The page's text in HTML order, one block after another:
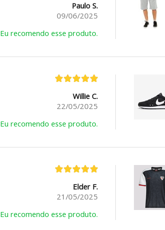
Paulo S.
09/06/2025
Eu recomendo esse produto.
Willie C.
22/05/2025
Eu recomendo esse produto.
Elder F.
21/05/2025
Eu recomendo esse produto.